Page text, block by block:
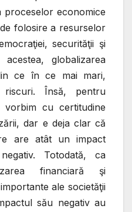
economice
folosire a resurselor
securităţii şi
globalizarea
ce în ce mai mari,
Însă, pentru
cu certitudine
dar e deja clar că
are atât un impact
Totodată, ca
financiară şi
ale societăţii
său negativ au